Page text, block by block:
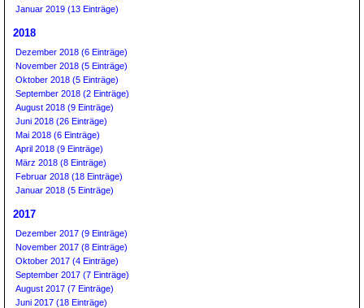
Januar 2019 (13 Einträge)
2018
Dezember 2018 (6 Einträge)
November 2018 (5 Einträge)
Oktober 2018 (5 Einträge)
September 2018 (2 Einträge)
August 2018 (9 Einträge)
Juni 2018 (26 Einträge)
Mai 2018 (6 Einträge)
April 2018 (9 Einträge)
März 2018 (8 Einträge)
Februar 2018 (18 Einträge)
Januar 2018 (5 Einträge)
2017
Dezember 2017 (9 Einträge)
November 2017 (8 Einträge)
Oktober 2017 (4 Einträge)
September 2017 (7 Einträge)
August 2017 (7 Einträge)
Juni 2017 (18 Einträge)